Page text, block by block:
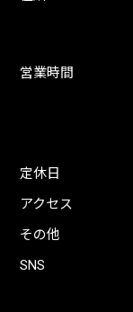
営業時間
定休日
アクセス
その他
SNS